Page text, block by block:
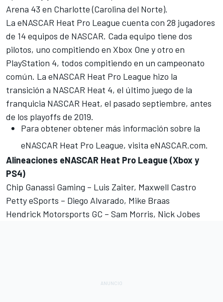
Arena 43 en Charlotte (Carolina del Norte).
La eNASCAR Heat Pro League cuenta con 28 jugadores
de 14 equipos de NASCAR. Cada equipo tiene dos
pilotos, uno compitiendo en Xbox One y otro en
PlayStation 4, todos compitiendo en un campeonato
común. La eNASCAR Heat Pro League hizo la
transición a NASCAR Heat 4, el último juego de la
franquicia NASCAR Heat, el pasado septiembre, antes
de los playoffs de 2019.
Para obtener obtener más información sobre la
eNASCAR Heat Pro League, visita eNASCAR.com.
Alineaciones eNASCAR Heat Pro League (Xbox y
PS4)
Chip Ganassi Gaming – Luis Zaiter, Maxwell Castro
Petty eSports – Diego Alvarado, Mike Braas
Hendrick Motorsports GC – Sam Morris, Nick Jobes